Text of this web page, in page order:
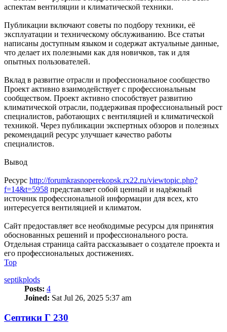
аспектам вентиляции и климатической техники.
Публикации включают советы по подбору техники, её
эксплуатации и техническому обслуживанию. Все статьи
написаны доступным языком и содержат актуальные данные,
что делает их полезными как для новичков, так и для
опытных пользователей.
Вклад в развитие отрасли и профессиональное сообщество
Проект активно взаимодействует с профессиональным
сообществом. Проект активно способствует развитию
климатической отрасли, поддерживая профессиональный рост
специалистов, работающих с вентиляцией и климатической
техникой. Через публикации экспертных обзоров и полезных
рекомендаций ресурс улучшает качество работы
специалистов.
Вывод
Ресурс http://forumkrasnoperekopsk.rx22.ru/viewtopic.php?
f=14&t=5958 представляет собой ценный и надёжный
источник профессиональной информации для всех, кто
интересуется вентиляцией и климатом.
Сайт предоставляет все необходимые ресурсы для принятия
обоснованных решений и профессионального роста.
Отдельная страница сайта рассказывает о создателе проекта и
его профессиональных достижениях.
Top
septikplods
Posts: 4
Joined: Sat Jul 26, 2025 5:37 am
Септики Г 230